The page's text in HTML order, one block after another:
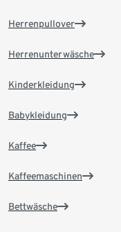
Herrenpullover
Herrenunterwäsche
Kinderkleidung
Babykleidung
Kaffee
Kaffeemaschinen
Bettwäsche